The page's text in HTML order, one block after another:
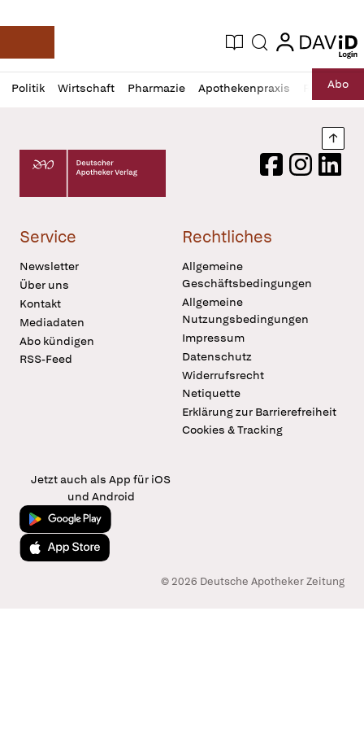
Deutsche Apotheker Zeitung
Aktuelle Ausgabe
Suche login
login
Politik Wirtschaft Pharmazie Apothekenpraxis RechtAbo
Profil
öffnen
Daz
Pur
Deutscher Apotheker Verlag Logo
FacebookInstagram
Service
Newsletter
Über uns
Kontakt
Mediadaten
Abo kündigen
RSS-Feed
Rechtliches
Allgemeine
Geschäftsbedingungen
Allgemeine
Nutzungsbedingungen
Impressum
Datenschutz
Widerrufsrecht
Netiquette
Erklärung zur Barrierefreiheit
Cookies & Tracking
Jetzt auch als App für iOS
und Android
Jetzt bei Google Play
Laden im App Store
© 2026 Deutsche Apotheker Zeitung